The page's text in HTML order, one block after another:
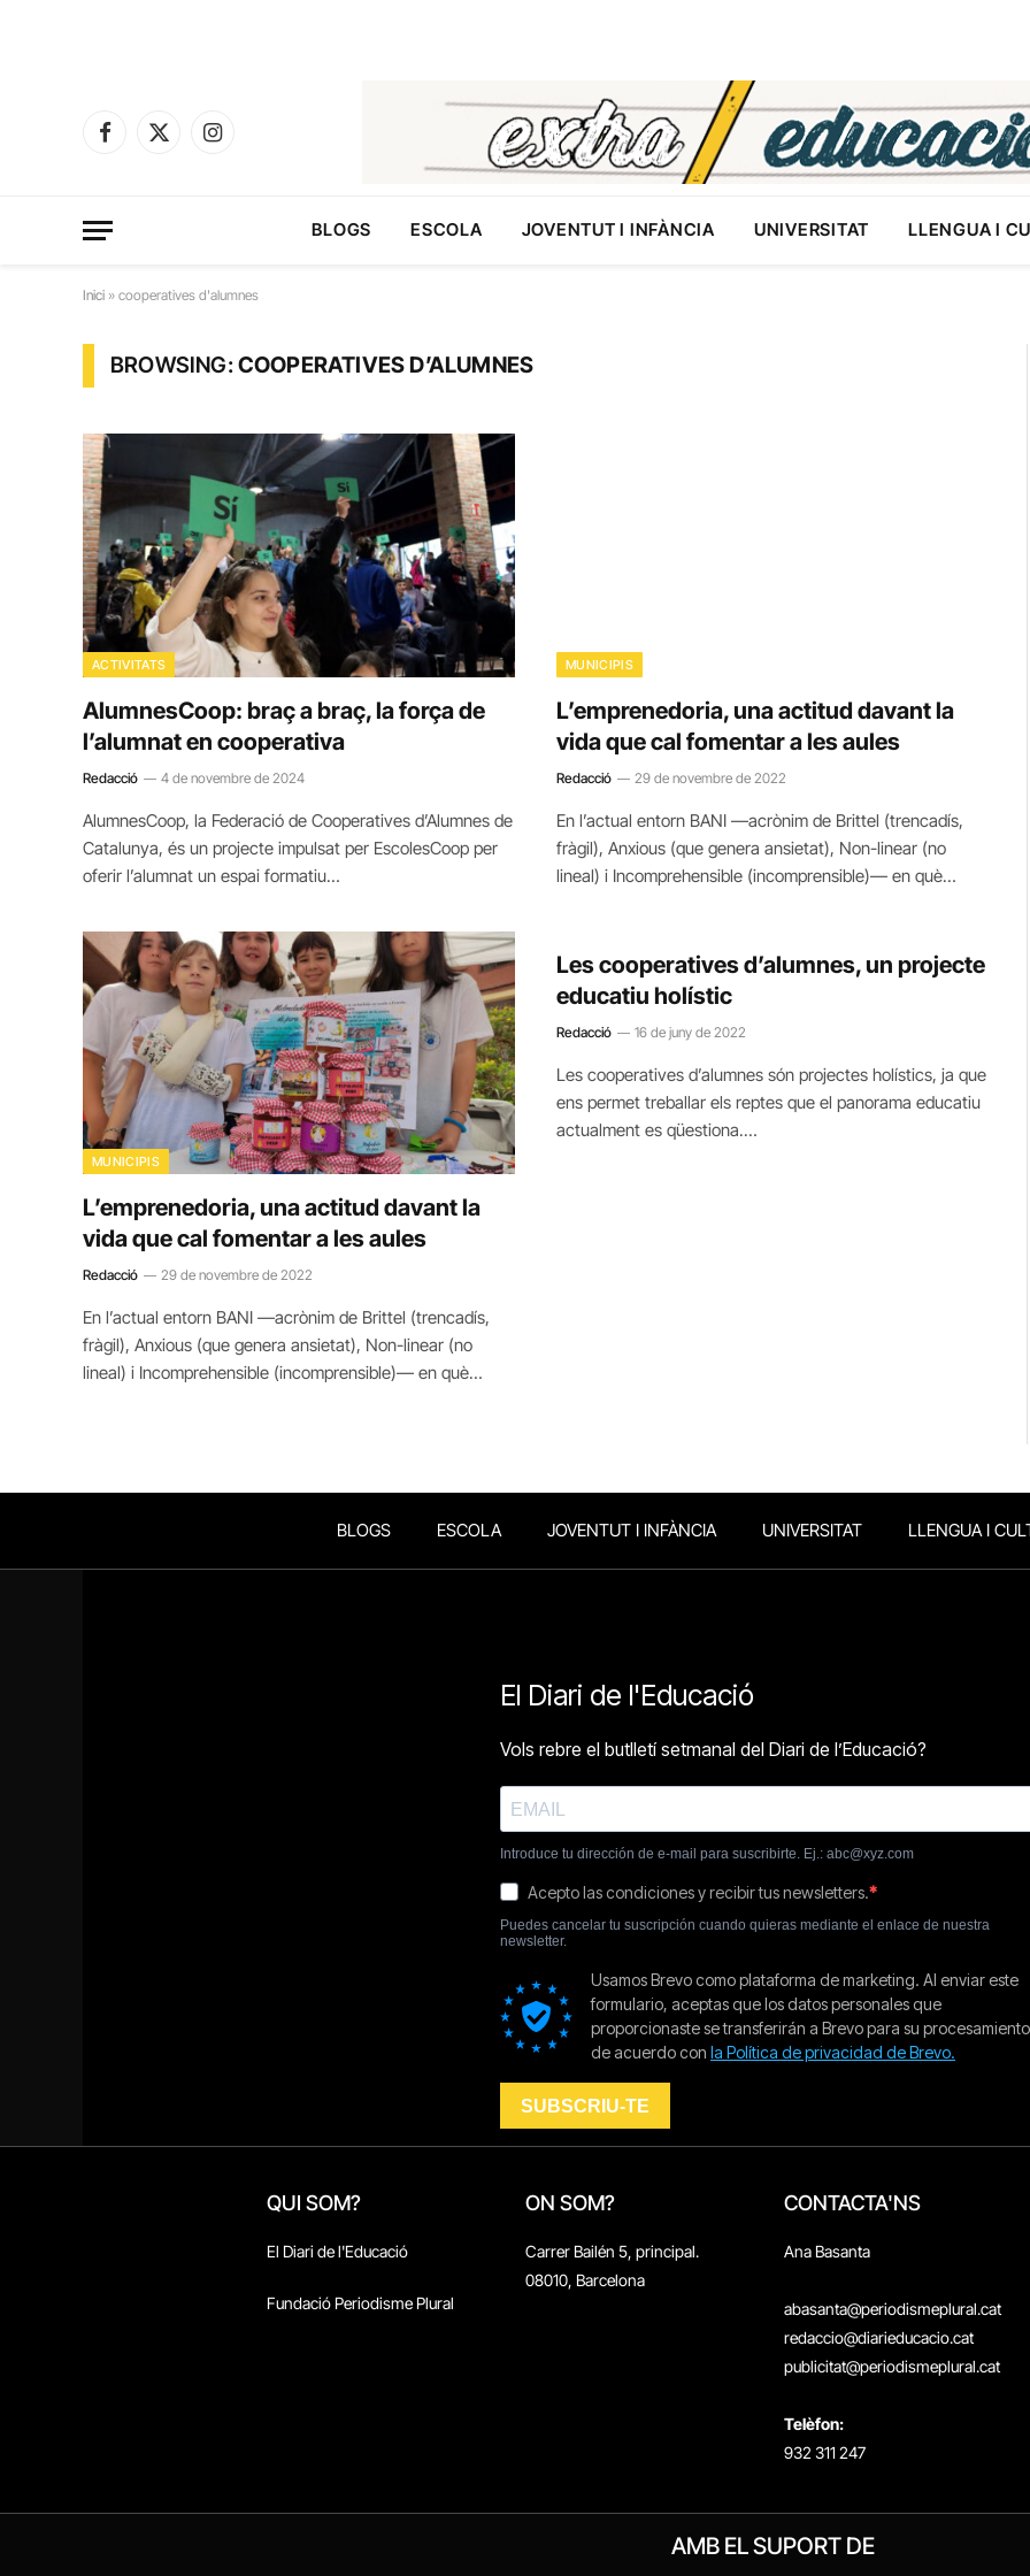
Facebook
X
Instagram
BLOGS ESCOLA JOVENTUT I INFÀNCIA UNIVERSITAT LLENGUA I
Inici » cooperatives d'alumnes
BROWSING:COOPERATIVES D’ALUMNES
ACTIVITATS
AlumnesCoop: braç a braç, la força de
l’alumnat en cooperativa
Redacció 4 de novembre de 2024
AlumnesCoop, la Federació de Cooperatives d’Alumnes de
Catalunya, és un projecte impulsat per EscolesCoop per
oferir l’alumnat un espai formatiu…
MUNICIPIS
L’emprenedoria, una actitud davant la
vida que cal fomentar a les aules
Redacció 29 de novembre de 2022
En l’actual entorn BANI —acrònim de Brittel (trencadís,
fràgil), Anxious (que genera ansietat), Non-linear (no
lineal) i Incomprehensible (incomprensible)— en què…
MUNICIPIS
L’emprenedoria, una actitud davant la
vida que cal fomentar a les aules
Redacció 29 de novembre de 2022
En l’actual entorn BANI —acrònim de Brittel (trencadís,
fràgil), Anxious (que genera ansietat), Non-linear (no
lineal) i Incomprehensible (incomprensible)— en què…
Les cooperatives d’alumnes, un projecte
educatiu holístic
Redacció 16 de juny de 2022
Les cooperatives d’alumnes són projectes holístics, ja que
ens permet treballar els reptes que el panorama educatiu
actualment es qüestiona.…
BLOGS ESCOLA JOVENTUT I INFÀNCIA UNIVERSITAT LLENGUA I
QUI SOM?
El Diari de l'Educació
Fundació Periodisme Plural
ON SOM?
Carrer Bailén 5, principal.
08010, Barcelona
CONTACTA'NS
Ana Basanta
abasanta@periodismeplural.cat
redaccio@diarieducacio.cat
publicitat@periodismeplural.cat
Telèfon:
932 311 247
AMB EL SUPORT DE